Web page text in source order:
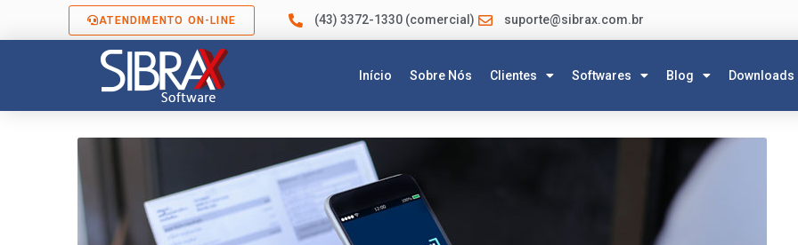
ATENDIMENTO ON-LINE (43) 3372-1330 (comercial) suporte@sibrax.com.br
Início Sobre Nós Clientes Softwares Blog Downloads